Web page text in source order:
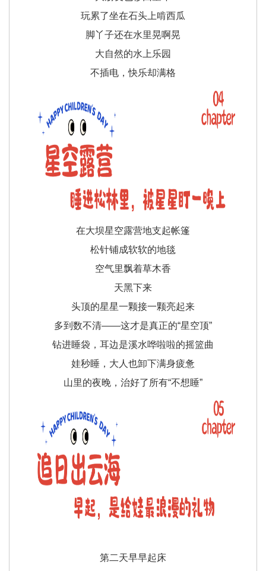
玩累了坐在石头上啃西瓜
脚丫子还在水里晃啊晃
大自然的水上乐园
不插电，快乐却满格
在大坝星空露营地支起帐篷
松针铺成软软的地毯
空气里飘着草木香
天黑下来
头顶的星星一颗接一颗亮起来
多到数不清——这才是真正的“星空顶”
钻进睡袋，耳边是溪水哗啦啦的摇篮曲
娃秒睡，大人也卸下满身疲惫
山里的夜晚，治好了所有“不想睡”
第二天早早起床